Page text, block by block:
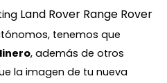
Land Rover Range Rover
tenemos que
, además de otros
la imagen de tu nueva